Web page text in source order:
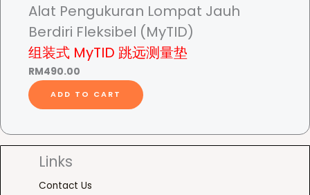
Alat Pengukuran Lompat Jauh
Berdiri Fleksibel (MyTID)
组装式 MyTID 跳远测量垫
RM490.00
ADD TO CART
Links
Contact Us